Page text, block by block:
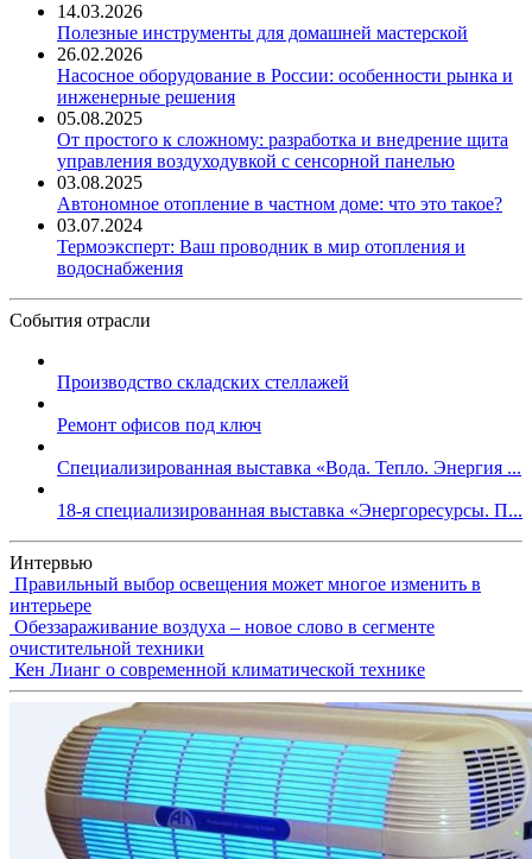
14.03.2026
Полезные инструменты для домашней мастерской
26.02.2026
Насосное оборудование в России: особенности рынка и
инженерные решения
05.08.2025
От простого к сложному: разработка и внедрение щита
управления воздуходувкой с сенсорной панелью
03.08.2025
Автономное отопление в частном доме: что это такое?
03.07.2024
Термоэксперт: Ваш проводник в мир отопления и
водоснабжения
События отрасли
Производство складских стеллажей
Ремонт офисов под ключ
Специализированная выставка «Вода. Тепло. Энергия ...
18-я специализированная выставка «Энергоресурсы. П...
Интервью
Правильный выбор освещения может многое изменить в
интерьере
Обеззараживание воздуха – новое слово в сегменте
очистительной техники
Кен Лианг о современной климатической технике